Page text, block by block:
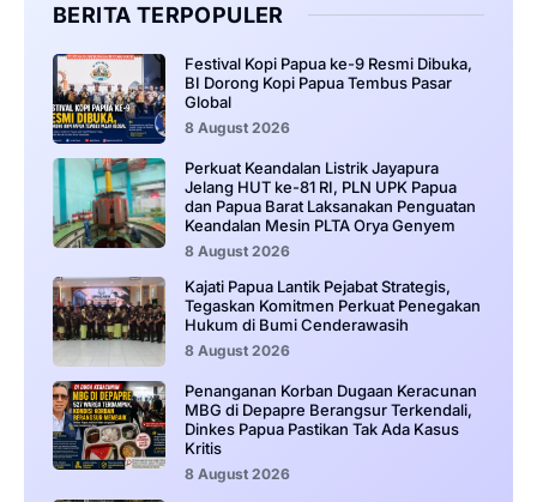
BERITA TERPOPULER
Festival Kopi Papua ke-9 Resmi Dibuka,
BI Dorong Kopi Papua Tembus Pasar
Global
8 August 2026
Perkuat Keandalan Listrik Jayapura
Jelang HUT ke-81 RI, PLN UPK Papua
dan Papua Barat Laksanakan Penguatan
Keandalan Mesin PLTA Orya Genyem
8 August 2026
Kajati Papua Lantik Pejabat Strategis,
Tegaskan Komitmen Perkuat Penegakan
Hukum di Bumi Cenderawasih
8 August 2026
Penanganan Korban Dugaan Keracunan
MBG di Depapre Berangsur Terkendali,
Dinkes Papua Pastikan Tak Ada Kasus
Kritis
8 August 2026